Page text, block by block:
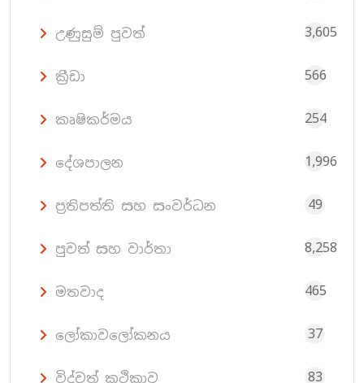
උණුසුම් පුවත් 3,605
ක්‍රීඩා 566
කෘෂිකර්මය 254
දේශපාලන 1,996
ප්‍රතිපත්ති සහ සංවර්ධන 49
පුවත් සහ වාර්තා 8,258
මතවාද 465
ලෝකාවලෝකනය 37
විද්වත් කථිකාව 83